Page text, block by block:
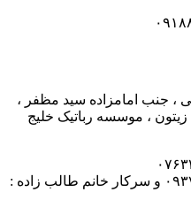
، جنب امامزاده سید مظفر ،
، موسسه رباتیک خلیج
جناب آقای طالب زاده : ۰۹۳۷۱۱۲۹۲۸۲ و سرکار خانم طالب زاده :